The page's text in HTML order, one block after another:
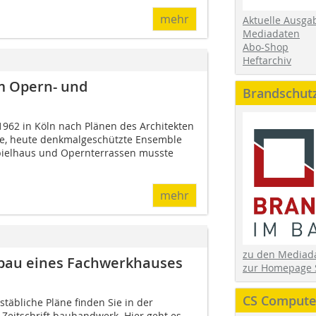
mehr
Opern- und
in Köln nach Plänen des Architekten
heute denkmalgeschützte Ensemble
und Opernterrassen musste
mehr
eines Fachwerkhauses
Pläne finden Sie in der
Aktuelle
Mediadaten
Abo-Shop
Heftarchiv
zu den
zur
CS